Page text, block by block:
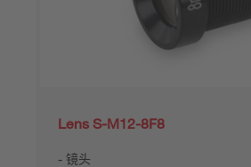
Lens S-M12-8F8
镜头